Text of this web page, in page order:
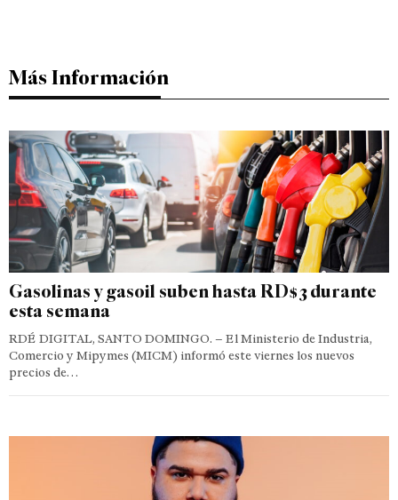
Más Información
Gasolinas y gasoil suben hasta RD$3 durante
esta semana
RDÉ DIGITAL, SANTO DOMINGO. – El Ministerio de Industria,
Comercio y Mipymes (MICM) informó este viernes los nuevos
precios de…